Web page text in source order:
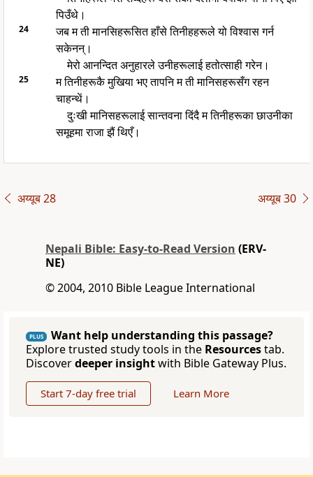
पिउँथे।
24
जब म ती मानसिहरूसित हाँसे तिनीहहरूले यो विश्वास गर्न
सकेनन्।
मेरो आनन्दित अनुहारले उनीहरूलाई हतोत्साही गरेन।
25
म तिनीहरूकै मुखिया भए तापनि म ती मानिसहरूसँग रहन
चाहन्थें।
दुःखी मानिसहरूलाई सान्तवना दिंदै म तिनीहरूका छाउनीका
समूहमा राजा झैं थिएँ।
अय्यूब 28 अय्यूब 30
Nepali Bible: Easy-to-Read Version (ERV-
NE)
© 2004, 2010 Bible League International
PLUS
Want help understanding this passage?
Explore trusted study tools in the Resourcestab.
Discoverdeeper insightwith Bible Gateway Plus.
Start 7-day free trial Learn More